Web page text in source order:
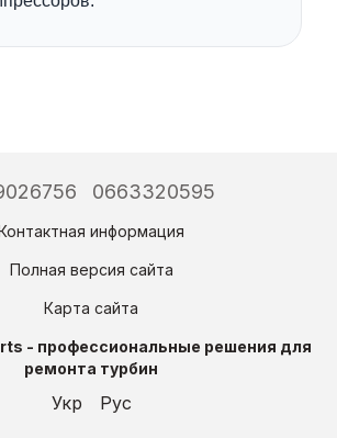
0663320595
информация
Полная версия сайта
Карта сайта
- профессиональные решения для
ремонта турбин
Укр Рус